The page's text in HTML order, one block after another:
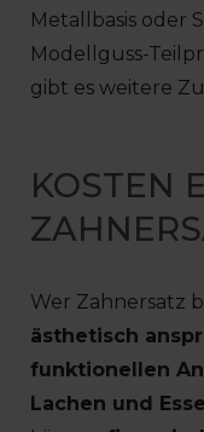
Metallbasis oder
Modellguss-
gibt es weitere
KOSTEN
Wer Zahnersatz
ästhetisch
funktionellen
Lachen und